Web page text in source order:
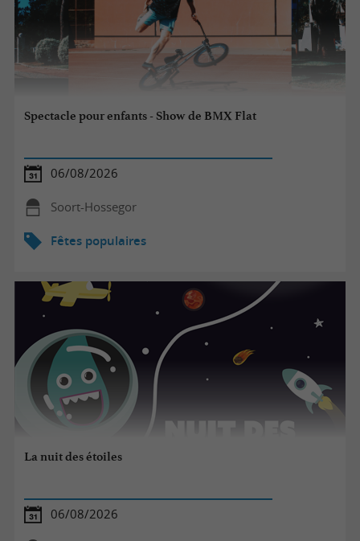
Spectacle pour enfants - Show de BMX Flat
06/08/2026
Soort-Hossegor
Fêtes populaires
La nuit des étoiles
06/08/2026